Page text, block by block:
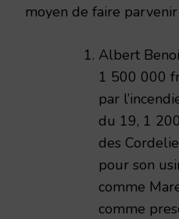
moyen de faire
Albert
1 500 000
par
du 19, 1
des
pour son
comme
comme